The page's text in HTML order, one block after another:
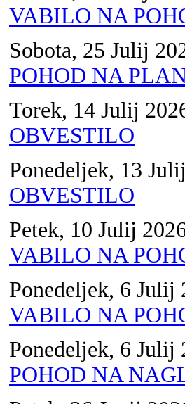
VABILO NA
Sobota, 25 Julij
POHOD NA
Torek, 14 Julij
OBVESTILO
Ponedeljek, 13
OBVESTILO
Petek, 10 Julij
VABILO NA
Ponedeljek, 6 Julij
VABILO NA
Ponedeljek, 6 Julij
POHOD NA